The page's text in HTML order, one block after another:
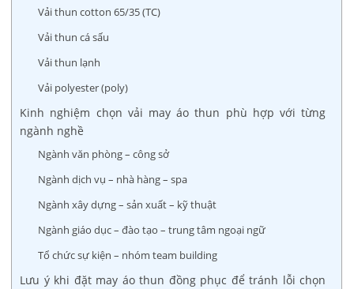
Vải thun cotton 65/35 (TC)
Vải thun cá sấu
Vải thun lạnh
Vải polyester (poly)
Kinh nghiệm chọn vải may áo thun phù hợp với từng
ngành nghề
Ngành văn phòng – công sở
Ngành dịch vụ – nhà hàng – spa
Ngành xây dựng – sản xuất – kỹ thuật
Ngành giáo dục – đào tạo – trung tâm ngoại ngữ
Tổ chức sự kiện – nhóm team building
Lưu ý khi đặt may áo thun đồng phục để tránh lỗi chọn